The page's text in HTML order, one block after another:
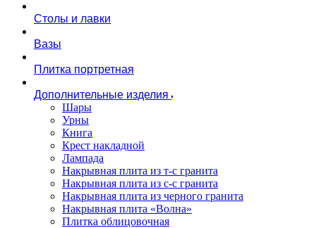
Столы и лавки
Вазы
Плитка портретная
Дополнительные изделия
Шары
Урны
Книга
Крест накладной
Лампада
Накрывная плита из т-с гранита
Накрывная плита из с-с гранита
Накрывная плита из черного гранита
Накрывная плита «Волна»
Плитка облицовочная